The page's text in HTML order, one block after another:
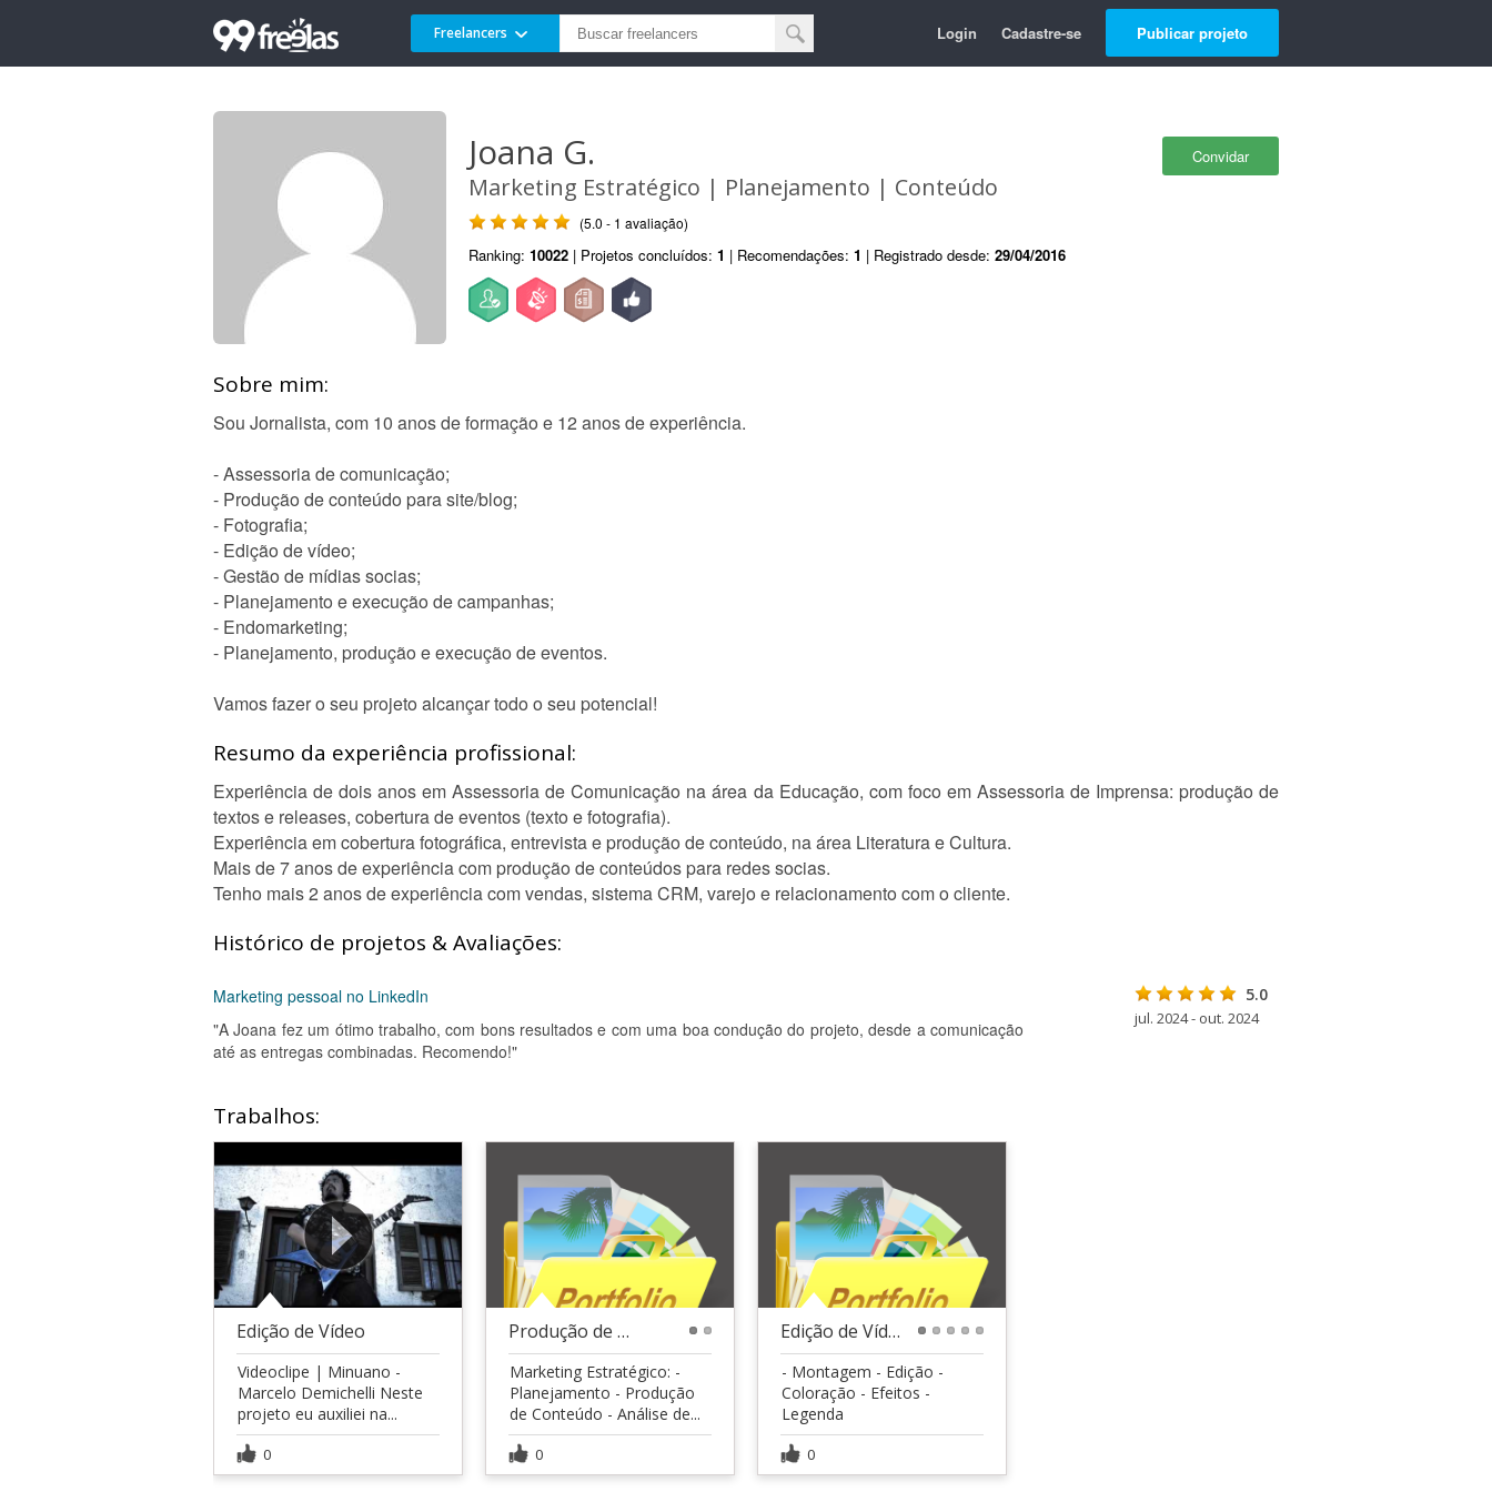
Freelancers Login Cadastre-se Publicar projeto
Convidar
Joana G.
Marketing Estratégico | Planejamento | Conteúdo
(5.0 - 1 avaliação)
Ranking: 10022 | Projetos concluídos: 1 | Recomendações: 1 | Registrado desde: 29/04/2016
Sobre mim:
Sou Jornalista, com 10 anos de formação e 12 anos de experiência.
- Assessoria de comunicação;
- Produção de conteúdo para site/blog;
- Fotografia;
- Edição de vídeo;
- Gestão de mídias socias;
- Planejamento e execução de campanhas;
- Endomarketing;
- Planejamento, produção e execução de eventos.
Vamos fazer o seu projeto alcançar todo o seu potencial!
Resumo da experiência profissional:
Experiência de dois anos em Assessoria de Comunicação na área da Educação, com foco em Assessoria de Imprensa: produção de
textos e releases, cobertura de eventos (texto e fotografia).
Experiência em cobertura fotográfica, entrevista e produção de conteúdo, na área Literatura e Cultura.
Mais de 7 anos de experiência com produção de conteúdos para redes socias.
Tenho mais 2 anos de experiência com vendas, sistema CRM, varejo e relacionamento com o cliente.
Histórico de projetos & Avaliações:
Marketing pessoal no LinkedIn
"A Joana fez um ótimo trabalho, com bons resultados e com uma boa condução do projeto, desde a comunicação
até as entregas combinadas. Recomendo!"
5.0
jul. 2024 - out. 2024
Trabalhos:
Edição de Vídeo
Videoclipe | Minuano -
Marcelo Demichelli Neste
projeto eu auxiliei na...
0
Produção de Conteúdo
Marketing Estratégico: -
Planejamento - Produção
de Conteúdo - Análise de...
0
Edição de Vídeo
- Montagem - Edição -
Coloração - Efeitos -
Legenda
0